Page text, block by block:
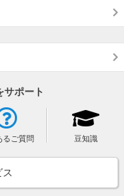
サポート
るご質問 豆知識